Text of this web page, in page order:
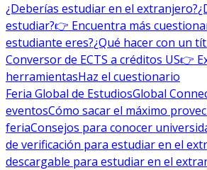
¿Deberías estudiar en el extranjero?
estudiar?👉 Encuentra más
estudiante eres?¿Qué hacer con un
Conversor de ECTS a créditos US👉
herramientasHaz el cuestionario
Feria Global de EstudiosGlobal
eventosCómo sacar el máximo
feriaConsejos para conocer
de verificación para estudiar en el
descargable para estudiar en el